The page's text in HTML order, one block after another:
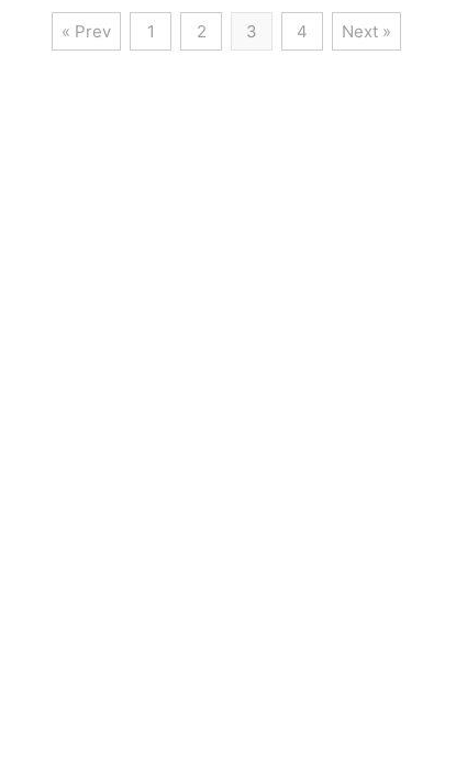
てきました。その「エン ...
歩みとマスタ
ダム・ハネ
にスコット
グルカスクスコッチウィスキーを
2種類発売しました。18歳のグレ
ンアラキーは、新しいアメリカン
記事紹介
Tomintoul-
Bottle' 1970s
« Prev 1 2 3 4 Next »